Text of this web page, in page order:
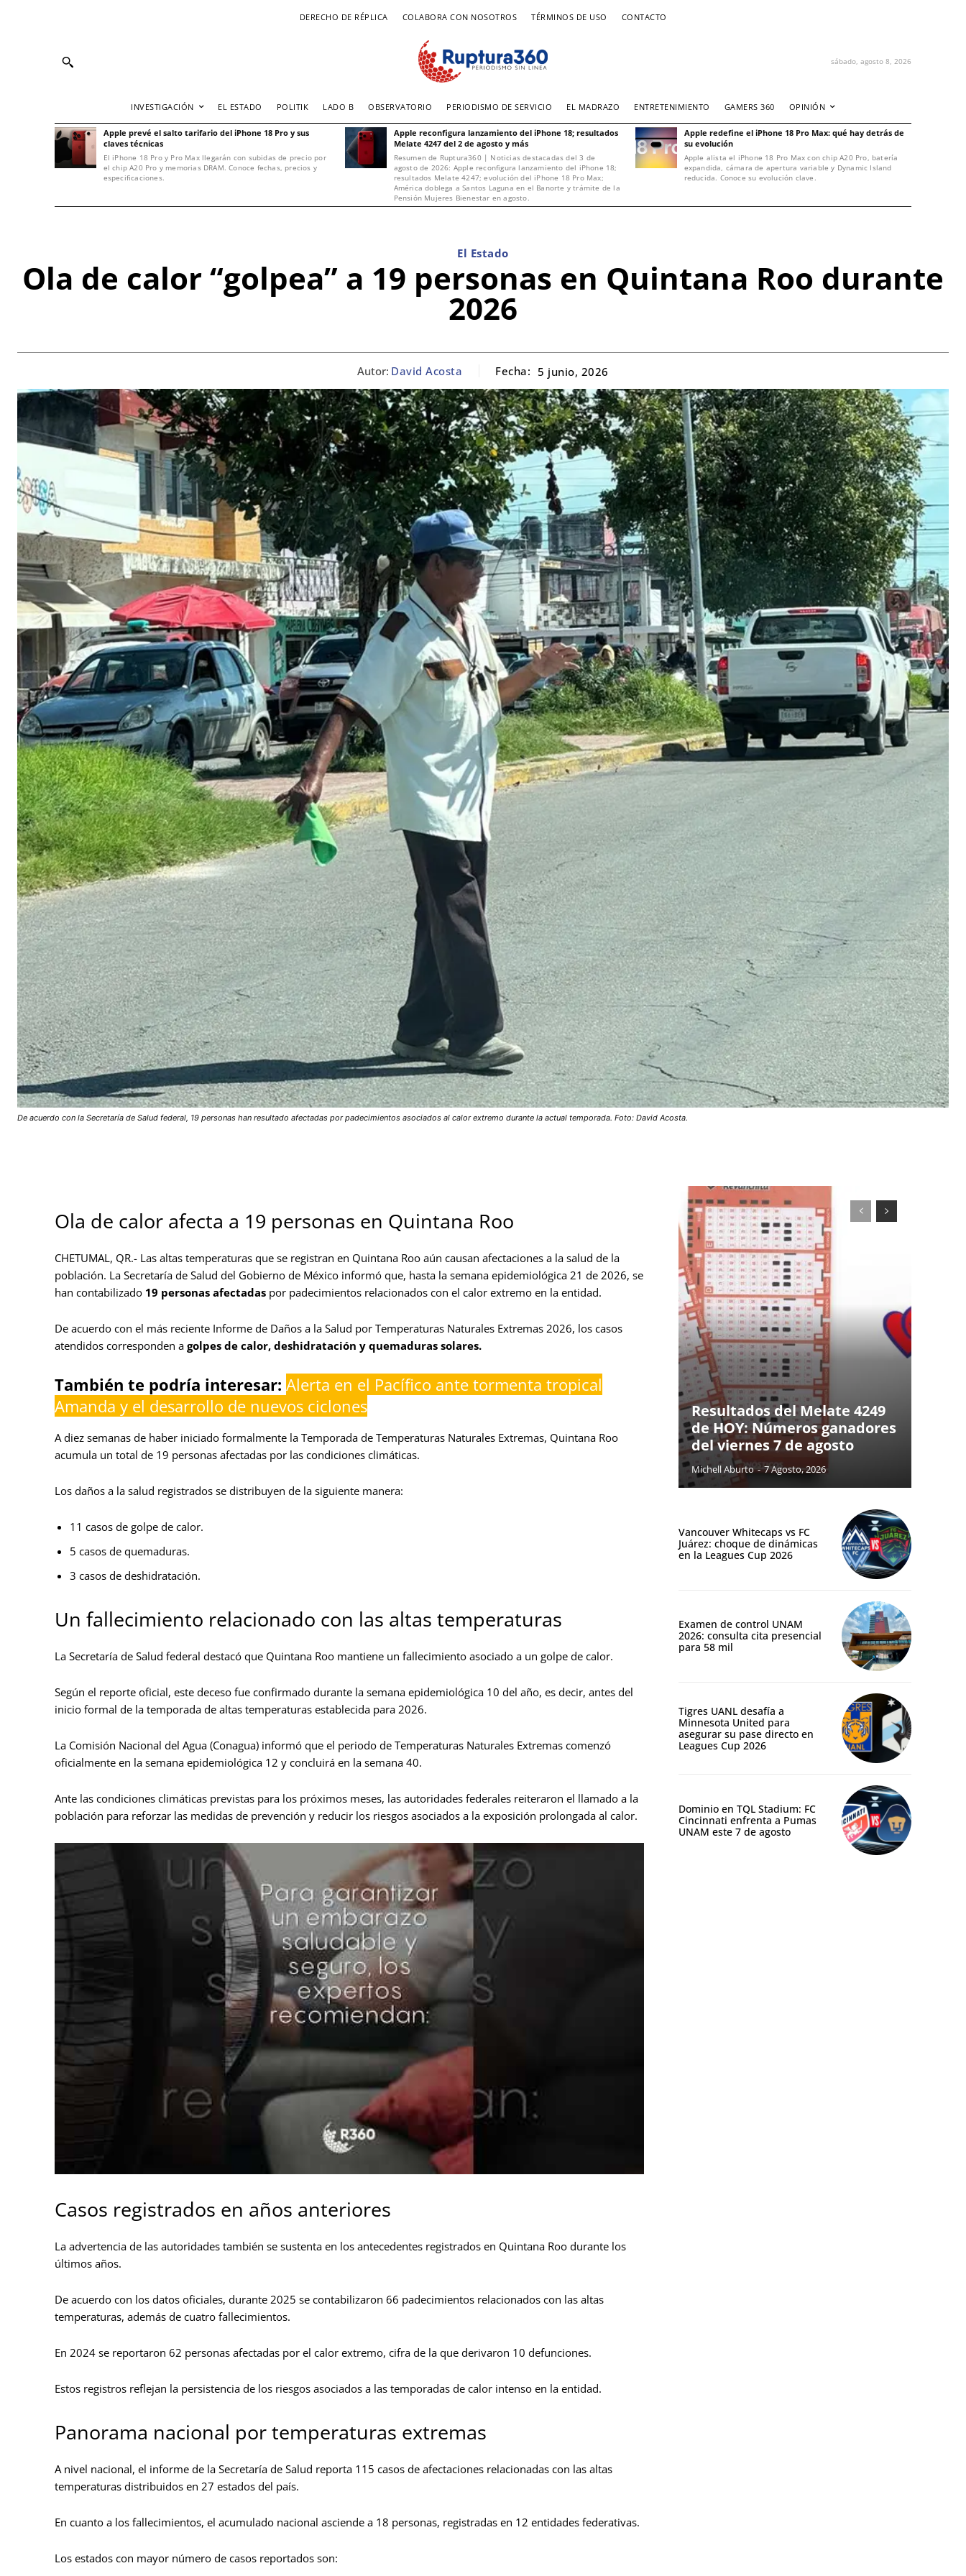
DERECHO DE RÉPLICA COLABORA CON NOSOTROS TÉRMINOS DE USO CONTACTO
sábado, agosto 8, 2026
INVESTIGACIÓN EL ESTADO POLITIK LADO B OBSERVATORIO PERIODISMO DE SERVICIO EL MADRAZO ENTRETENIMIENTO GAMERS 360 OPINIÓN
Apple prevé el salto tarifario del iPhone 18 Pro y sus
claves técnicas
El iPhone 18 Pro y Pro Max llegarán con subidas de precio por
el chip A20 Pro y memorias DRAM. Conoce fechas, precios y
especificaciones.
Apple reconfigura lanzamiento del iPhone 18; resultados
Melate 4247 del 2 de agosto y más
Resumen de Ruptura360 | Noticias destacadas del 3 de
agosto de 2026: Apple reconfigura lanzamiento del iPhone 18;
resultados Melate 4247; evolución del iPhone 18 Pro Max;
América doblega a Santos Laguna en el Banorte y trámite de la
Pensión Mujeres Bienestar en agosto.
Apple redefine el iPhone 18 Pro Max: qué hay detrás de
su evolución
Apple alista el iPhone 18 Pro Max con chip A20 Pro, batería
expandida, cámara de apertura variable y Dynamic Island
reducida. Conoce su evolución clave.
El Estado
Ola de calor “golpea” a 19 personas en Quintana Roo durante
2026
Autor: David Acosta Fecha: 5 junio, 2026
De acuerdo con la Secretaría de Salud federal, 19 personas han resultado afectadas por padecimientos asociados al calor extremo durante la actual temporada. Foto: David Acosta.
Ola de calor afecta a 19 personas en Quintana Roo
CHETUMAL, QR.- Las altas temperaturas que se registran en Quintana Roo aún causan afectaciones a la salud de la
población. La Secretaría de Salud del Gobierno de México informó que, hasta la semana epidemiológica 21 de 2026, se
han contabilizado 19 personas afectadas por padecimientos relacionados con el calor extremo en la entidad.
De acuerdo con el más reciente Informe de Daños a la Salud por Temperaturas Naturales Extremas 2026, los casos
atendidos corresponden a golpes de calor, deshidratación y quemaduras solares.
También te podría interesar: Alerta en el Pacífico ante tormenta tropical
Amanda y el desarrollo de nuevos ciclones
A diez semanas de haber iniciado formalmente la Temporada de Temperaturas Naturales Extremas, Quintana Roo
acumula un total de 19 personas afectadas por las condiciones climáticas.
Los daños a la salud registrados se distribuyen de la siguiente manera:
11 casos de golpe de calor.
5 casos de quemaduras.
3 casos de deshidratación.
Un fallecimiento relacionado con las altas temperaturas
La Secretaría de Salud federal destacó que Quintana Roo mantiene un fallecimiento asociado a un golpe de calor.
Según el reporte oficial, este deceso fue confirmado durante la semana epidemiológica 10 del año, es decir, antes del
inicio formal de la temporada de altas temperaturas establecida para 2026.
La Comisión Nacional del Agua (Conagua) informó que el periodo de Temperaturas Naturales Extremas comenzó
oficialmente en la semana epidemiológica 12 y concluirá en la semana 40.
Ante las condiciones climáticas previstas para los próximos meses, las autoridades federales reiteraron el llamado a la
población para reforzar las medidas de prevención y reducir los riesgos asociados a la exposición prolongada al calor.
Casos registrados en años anteriores
La advertencia de las autoridades también se sustenta en los antecedentes registrados en Quintana Roo durante los
últimos años.
De acuerdo con los datos oficiales, durante 2025 se contabilizaron 66 padecimientos relacionados con las altas
temperaturas, además de cuatro fallecimientos.
En 2024 se reportaron 62 personas afectadas por el calor extremo, cifra de la que derivaron 10 defunciones.
Estos registros reflejan la persistencia de los riesgos asociados a las temporadas de calor intenso en la entidad.
Panorama nacional por temperaturas extremas
A nivel nacional, el informe de la Secretaría de Salud reporta 115 casos de afectaciones relacionadas con las altas
temperaturas distribuidos en 27 estados del país.
En cuanto a los fallecimientos, el acumulado nacional asciende a 18 personas, registradas en 12 entidades federativas.
Los estados con mayor número de casos reportados son:
Resultados del Melate 4249
de HOY: Números ganadores
del viernes 7 de agosto
Michell Aburto - 7 Agosto, 2026
Vancouver Whitecaps vs FC
Juárez: choque de dinámicas
en la Leagues Cup 2026
Examen de control UNAM
2026: consulta cita presencial
para 58 mil
Tigres UANL desafía a
Minnesota United para
asegurar su pase directo en
Leagues Cup 2026
Dominio en TQL Stadium: FC
Cincinnati enfrenta a Pumas
UNAM este 7 de agosto